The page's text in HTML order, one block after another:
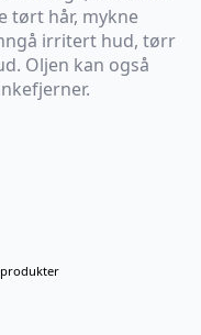
tørt hår, mykne
irritert hud, tørr
Oljen kan også